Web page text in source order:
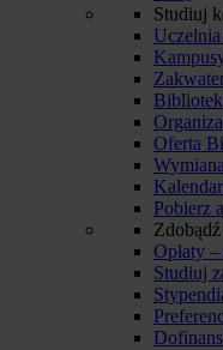
Studiuj
Oferta
Pobierz
Opłaty
Studiuj